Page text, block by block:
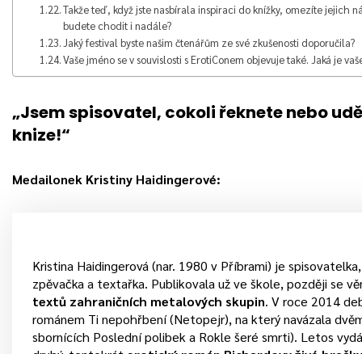
Takže teď, když jste nasbírala inspiraci do knížky, omezíte jejich
budete chodit i nadále?
Jaký festival byste našim čtenářům ze své zkušenosti doporučila?
Vaše jméno se v souvislosti s ErotiConem objevuje také. Jaká je
„Jsem spisovatel, cokoli řeknete nebo
knize!“
Medailonek Kristiny Haidingerové:
Kristina Haidingerová (nar. 1980 v Příbrami) je
zpěvačka a textařka. Publikovala už ve škole, později se
textů zahraničních metalových skupin. V roce 2014
románem Ti nepohřbení (Netopejr), na který navázala
sbornících Poslední polibek a Rokle šeré smrti). Letos